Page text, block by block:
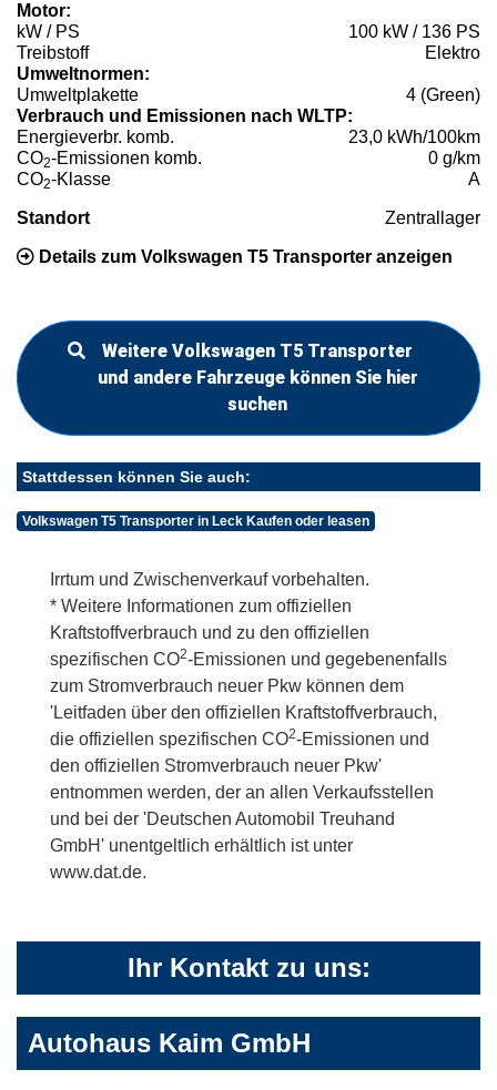
Motor:
kW / PS
100 kW / 136 PS
Treibstoff
Elektro
Umweltnormen:
Umweltplakette
4 (Green)
Verbrauch und Emissionen nach WLTP:
Energieverbr. komb.
23,0 kWh/100km
CO2-Emissionen komb.
0 g/km
CO2-Klasse A
Standort Zentrallager
Details zum Volkswagen T5 Transporter anzeigen
Weitere Volkswagen T5 Transporter
und andere Fahrzeuge können Sie hier
suchen
Stattdessen können Sie auch:
Volkswagen T5 Transporter in Leck Kaufen oder leasen
Irrtum und Zwischenverkauf vorbehalten.
* Weitere Informationen zum offiziellen
Kraftstoffverbrauch und zu den offiziellen
spezifischen CO2-Emissionen und gegebenenfalls
zum Stromverbrauch neuer Pkw können dem
'Leitfaden über den offiziellen Kraftstoffverbrauch,
die offiziellen spezifischen CO2-Emissionen und
den offiziellen Stromverbrauch neuer Pkw'
entnommen werden, der an allen Verkaufsstellen
und bei der 'Deutschen Automobil Treuhand
GmbH' unentgeltlich erhältlich ist unter
www.dat.de.
Ihr Kontakt zu uns:
Autohaus Kaim GmbH